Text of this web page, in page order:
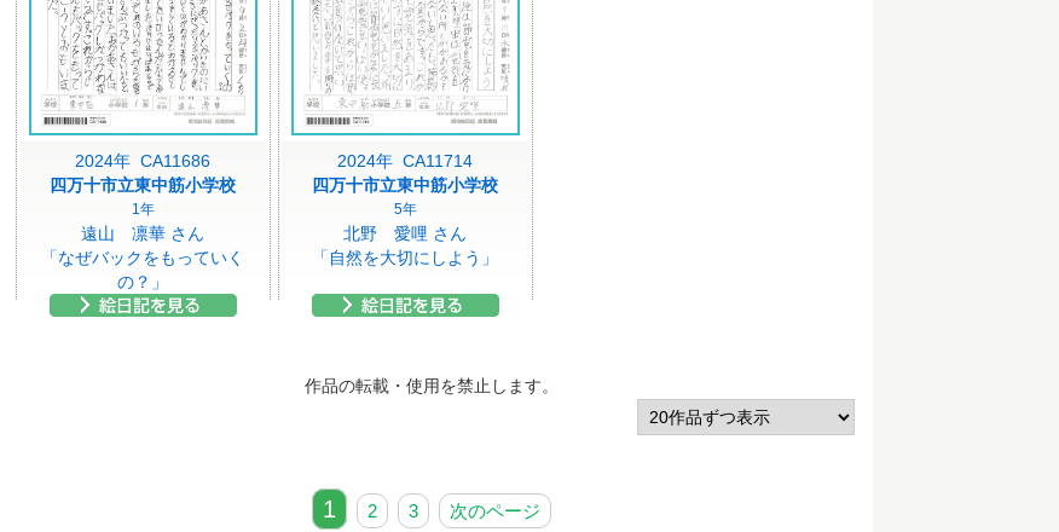
2024年 CA11686
四万十市立東中筋小学校
1年
遠山 凛華 さん
「なぜバックをもっていく
の？」
2024年 CA11714
四万十市立東中筋小学校
5年
北野 愛哩 さん
「自然を大切にしよう」
作品の転載・使用を禁止します。
1 2 3 次のページ